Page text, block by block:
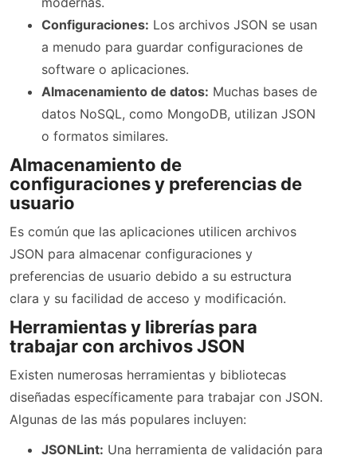
Configuraciones: Los archivos JSON se usan
a menudo para guardar configuraciones de
software o aplicaciones.
Almacenamiento de datos: Muchas bases de
datos NoSQL, como MongoDB, utilizan JSON
o formatos similares.
Almacenamiento de
configuraciones y preferencias de
usuario
Es común que las aplicaciones utilicen archivos
JSON para almacenar configuraciones y
preferencias de usuario debido a su estructura
clara y su facilidad de acceso y modificación.
Herramientas y librerías para
trabajar con archivos JSON
Existen numerosas herramientas y bibliotecas
diseñadas específicamente para trabajar con JSON.
Algunas de las más populares incluyen:
JSONLint: Una herramienta de validación para